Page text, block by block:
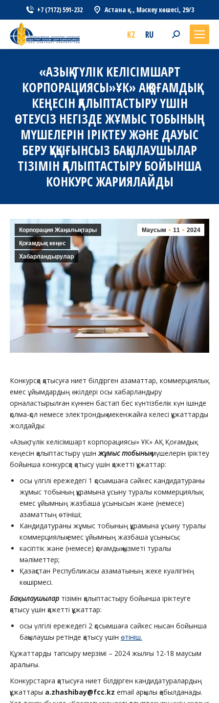
+7 (7172) 591-232 Астана қ., Мәскеу көшесі, 29/3
KZ RU Search:
«АЗЫҚ-ТҮЛІК КЕЛІСІМШАРТ
КОРПОРАЦИЯСЫ»ҰК» АҚ ҚОҒАМДЫҚ
КЕҢЕСІН ҚАЛЫПТАСТЫРУ ҮШІН
ӨТЕУСІЗ НЕГІЗДЕ ЖҰМЫС ТОБЫНЫҢ
МҮШЕЛЕРІН ІРІКТЕУ ЖӘНЕ ДАУЫС
БЕРУ ҚҰҚЫҒЫНСЫЗ БАҚЫЛАУШЫЛАР
ТІЗІМІН ҚАЛЫПТАСТЫРУ БОЙЫНША
КОНКУРС ЖАРИЯЛАЙДЫ
Маусым 11 2024
Корпорация Жаңалықтары
Қоғамдық кеңес
Хабарландырулар
Конкурсқа қатысуға ниет білдірген азаматтар, коммерциялық
емес ұйымдардың өкілдері осы хабарландыру
орналастырылған күннен бастап бес күнтізбелік күн ішінде
қолма-қол немесе электрондық мекенжайға келесі құжаттарды
жолдайды:
«Азық-түлік келісімшарт корпорациясы» ҰК» АҚ Қоғамдық
кеңесін қалыптастыру үшін жұмыс тобыныңмүшелерін іріктеу
бойынша конкурсқа қатысу үшін қажетті құжаттар:
осы үлгілі ережедегі 1 қосымшаға сәйкес кандидатураны
жұмыс тобының құрамына ұсыну туралы коммерциялық
емес ұйымның жазбаша ұсынысын және (немесе)
азаматтың өтініші;
Кандидатураны жұмыс тобының құрамына ұсыну туралы
коммерциялық емес ұйымның жазбаша ұсынысы;
кәсіптік және (немесе) қоғамдық қызметі туралы
мәліметтер;
Қазақстан Республикасы азаматының жеке куәлігінің
көшірмесі.
Бақылаушылар тізімін қалыптастыру бойынша іріктеуге
қатысу үшін қажетті құжаттар:
осы үлгілі ережедегі 2 қосымшаға сәйкес нысан бойынша
бақылаушы ретінде қатысу үшін өтініш.
Құжаттарды тапсыру мерзімі – 2024 жылғы 12-18 маусым
аралығы.
Конкурстарға қатысуға ниет білдірген кандидатуралардың
құжаттары a.zhashibay@fcc.kz email арқылы қабылданады.